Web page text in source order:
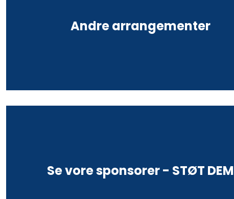
Andre arrangementer
Se vore sponsorer - STØT DEM